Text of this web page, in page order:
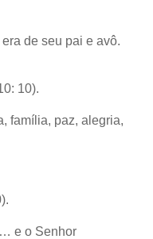
de seu pai e avô.
10).
família, paz, alegria,
e o Senhor